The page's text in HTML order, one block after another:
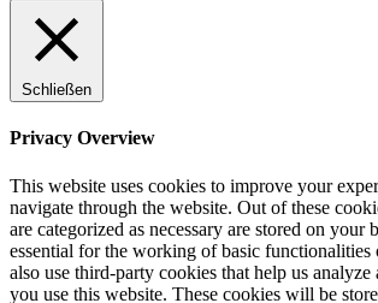
Schließen
Privacy Overview
This website uses cookies to improve your
navigate through the website. Out of these
are categorized as necessary are stored on your
essential for the working of basic functionalities
also use third-party cookies that help us
you use this website. These cookies will be